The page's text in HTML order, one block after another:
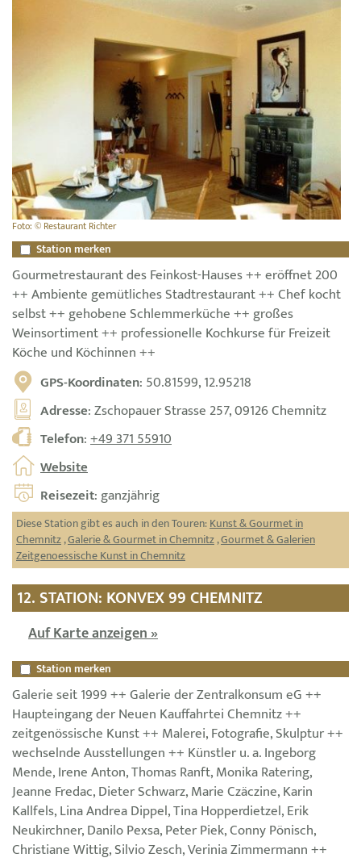
Foto: © Restaurant Richter
Station merken
Gourmetrestaurant des Feinkost-Hauses ++ eröffnet 200
++ Ambiente gemütliches Stadtrestaurant ++ Chef kocht
selbst ++ gehobene Schlemmerküche ++ großes
Weinsortiment ++ professionelle Kochkurse für Freizeit
Köche und Köchinnen ++
GPS-Koordinaten: 50.81599, 12.95218
Adresse: Zschopauer Strasse 257, 09126 Chemnitz
Telefon:+49 371 55910
Website
Reisezeit: ganzjährig
Diese Station gibt es auch in den Touren:Kunst & Gourmet in
Chemnitz,Galerie & Gourmet in Chemnitz,Gourmet & Galerien
Zeitgenoessische Kunst in Chemnitz
12. STATION: KONVEX 99 CHEMNITZ
Auf Karte anzeigen »
Station merken
Galerie seit 1999 ++ Galerie der Zentralkonsum eG ++
Haupteingang der Neuen Kauffahrtei Chemnitz ++
zeitgenössische Kunst ++ Malerei, Fotografie, Skulptur ++
wechselnde Ausstellungen ++ Künstler u. a. Ingeborg
Mende, Irene Anton, Thomas Ranft, Monika Ratering,
Jeanne Fredac, Dieter Schwarz, Marie Czäczine, Karin
Kallfels, Lina Andrea Dippel, Tina Hopperdietzel, Erik
Neukirchner, Danilo Pexsa, Peter Piek, Conny Pönisch,
Christiane Wittig, Silvio Zesch, Verinia Zimmermann ++